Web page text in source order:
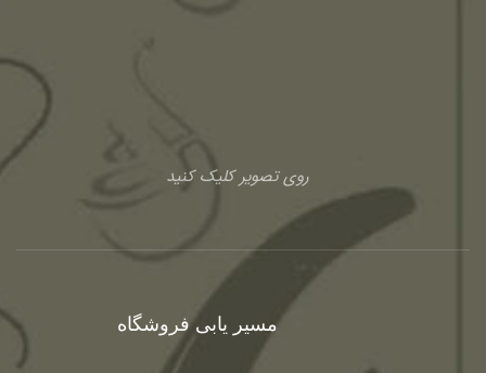
روی تصویر کلیک کنید
مسیر یابی فروشگاه